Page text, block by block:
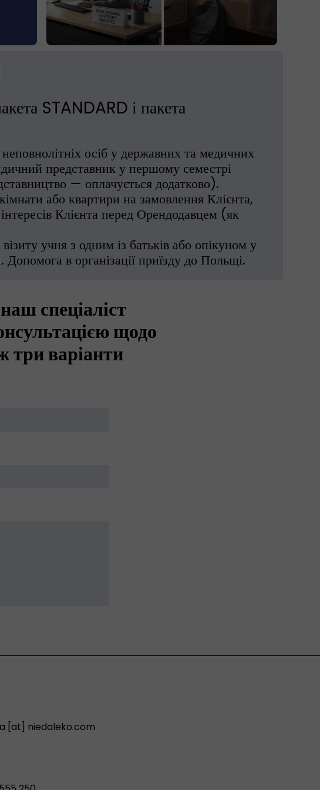
STANDARD і пакета
осіб у державних та медичних
представник у першому семестрі
— оплачується додатково).
або квартири на замовлення Клієнта,
Клієнта перед Орендодавцем (як
учня з одним із батьків або опікуном у
в організації приїзду до Польщі.
спеціаліст
щодо
три варіанти
[at] niedaleko.com